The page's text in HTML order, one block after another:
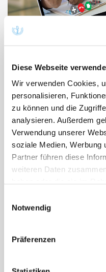
Diese Webseite
Wir verwenden Cookies,
personalisieren,
zu können und die
analysieren. Außerdem
Verwendung unserer
soziale Medien, Werbung
Partner führen diese
weiteren Daten
Cookies, wenn Sie unsere
Notwendig
Präferenzen
Telemedizin /
Mehr Informationen
Digitalstrategie
Einer der herausragenden
vergangenen zehn Jahre